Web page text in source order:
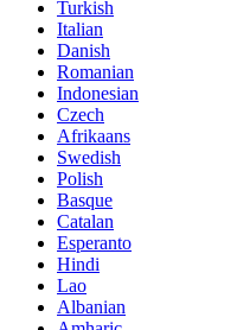
Turkish
Italian
Danish
Romanian
Indonesian
Czech
Afrikaans
Swedish
Polish
Basque
Catalan
Esperanto
Hindi
Lao
Albanian